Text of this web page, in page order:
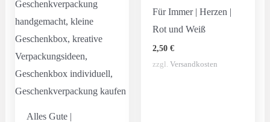
Alles Gute |
Für Immer | Herzen |
Rot und Weiß
2,50€
zzgl.Versandkosten